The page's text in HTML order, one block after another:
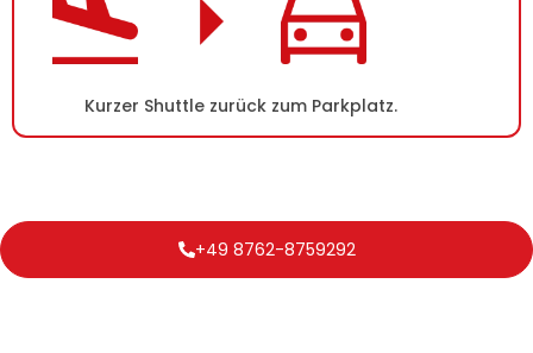
Kurzer Shuttle zurück zum Parkplatz.
+49 8762-8759292